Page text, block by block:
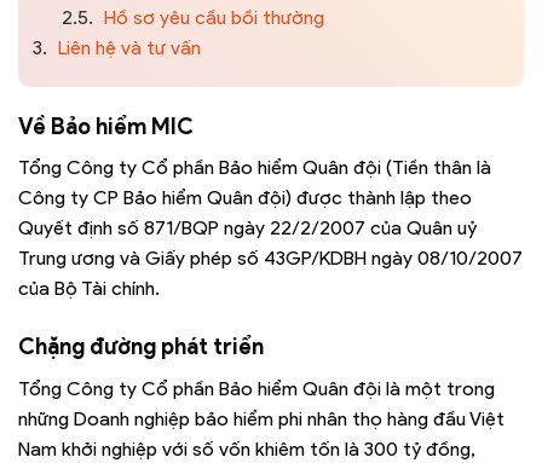
2.5. Hồ sơ yêu cầu bồi thường
3. Liên hệ và tư vấn
Về Bảo hiểm MIC
Tổng Công ty Cổ phần Bảo hiểm Quân đội (Tiền thân là
Công ty CP Bảo hiểm Quân đội) được thành lập theo
Quyết định số 871/BQP ngày 22/2/2007 của Quân uỷ
Trung ương và Giấy phép số 43GP/KDBH ngày 08/10/2007
của Bộ Tài chính.
Chặng đường phát triển
Tổng Công ty Cổ phần Bảo hiểm Quân đội là một trong
những Doanh nghiệp bảo hiểm phi nhân thọ hàng đầu Việt
Nam khởi nghiệp với số vốn khiêm tốn là 300 tỷ đồng,